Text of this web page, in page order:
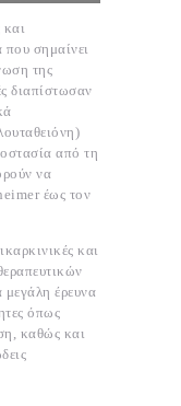
και
που σημαίνει
της
διαπίστωσαν
από τη
να
έως τον
και
μεγάλη έρευνα
όπως
καθώς και